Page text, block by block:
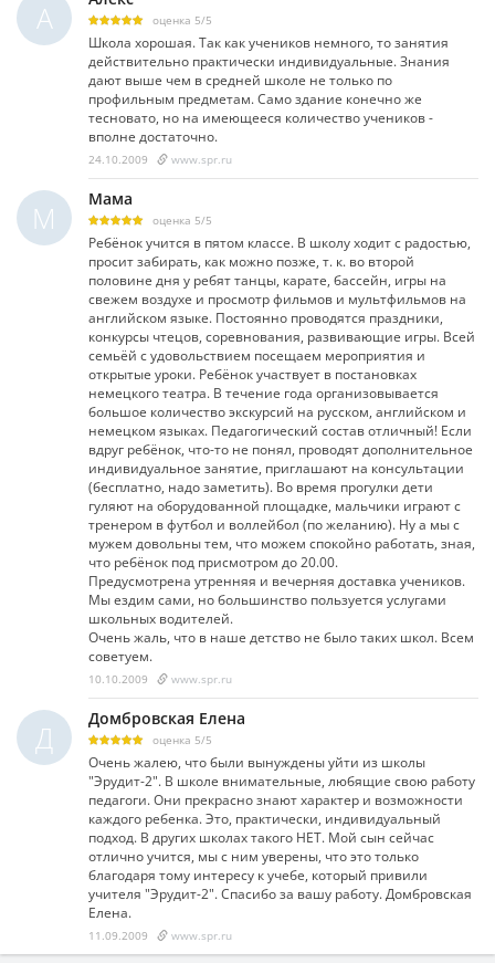
А оценка 5/5
Школа хорошая. Так как учеников немного, то занятия
действительно практически индивидуальные. Знания
дают выше чем в средней школе не только по
профильным предметам. Само здание конечно же
тесновато, но на имеющееся количество учеников -
вполне достаточно.
24.10.2009 www.spr.ru
М
Мама
оценка 5/5
Ребёнок учится в пятом классе. В школу ходит с радостью,
просит забирать, как можно позже, т. к. во второй
половине дня у ребят танцы, карате, бассейн, игры на
свежем воздухе и просмотр фильмов и мультфильмов на
английском языке. Постоянно проводятся праздники,
конкурсы чтецов, соревнования, развивающие игры. Всей
семьёй с удовольствием посещаем мероприятия и
открытые уроки. Ребёнок участвует в постановках
немецкого театра. В течение года организовывается
большое количество экскурсий на русском, английском и
немецком языках. Педагогический состав отличный! Если
вдруг ребёнок, что-то не понял, проводят дополнительное
индивидуальное занятие, приглашают на консультации
(бесплатно, надо заметить). Во время прогулки дети
гуляют на оборудованной площадке, мальчики играют с
тренером в футбол и воллейбол (по желанию). Ну а мы с
мужем довольны тем, что можем спокойно работать, зная,
что ребёнок под присмотром до 20.00.
Предусмотрена утренняя и вечерняя доставка учеников.
Мы ездим сами, но большинство пользуется услугами
школьных водителей.
Очень жаль, что в наше детство не было таких школ. Всем
советуем.
10.10.2009 www.spr.ru
Д
Домбровская Елена
оценка 5/5
Очень жалею, что были вынуждены уйти из школы
"Эрудит-2". В школе внимательные, любящие свою работу
педагоги. Они прекрасно знают характер и возможности
каждого ребенка. Это, практически, индивидуальный
подход. В других школах такого НЕТ. Мой сын сейчас
отлично учится, мы с ним уверены, что это только
благодаря тому интересу к учебе, который привили
учителя "Эрудит-2". Спасибо за вашу работу. Домбровская
Елена.
11.09.2009 www.spr.ru